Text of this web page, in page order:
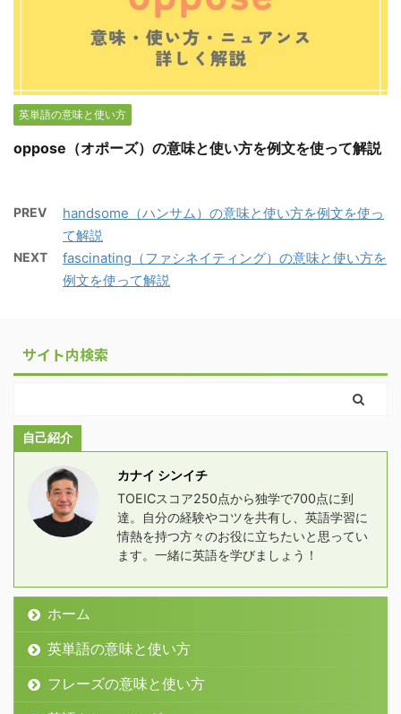
英単語の意味と使い方
oppose（オポーズ）の意味と使い方を例文を使って解説
PREV
handsome（ハンサム）の意味と使い方を例文を使っ
て解説
NEXT
fascinating（ファシネイティング）の意味と使い方を
例文を使って解説
サイト内検索
自己紹介
カナイ シンイチ
TOEICスコア250点から独学で700点に到
達。自分の経験やコツを共有し、英語学習に
情熱を持つ方々のお役に立ちたいと思ってい
ます。一緒に英語を学びましょう！
ホーム
英単語の意味と使い方
フレーズの意味と使い方